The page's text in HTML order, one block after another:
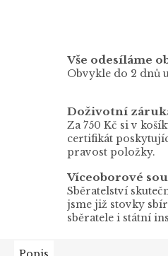
Vše odesíláme
Obvykle do 2 dnů
Doživotní
Za 750 Kč si v
certifikát
pravost položky.
Víceoborové
Sběratelství
jsme již stovky
sběratele i státní